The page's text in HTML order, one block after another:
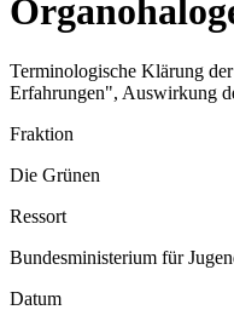
Terminologische Klärung
Erfahrungen", Auswirkung
Fraktion
Die Grünen
Ressort
Bundesministerium für
Datum